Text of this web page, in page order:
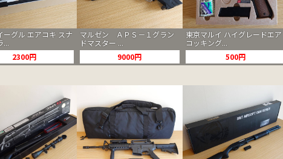
ーグル エアコキ スナ
...
2300円
マルゼン ＡＰＳ－１グラン
ドマスター ...
9000円
東京マルイ ハイグレードエア
コッキング...
500円